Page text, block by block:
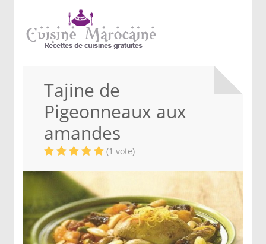
Tajine de
Pigeonneaux aux
amandes
(1 vote)